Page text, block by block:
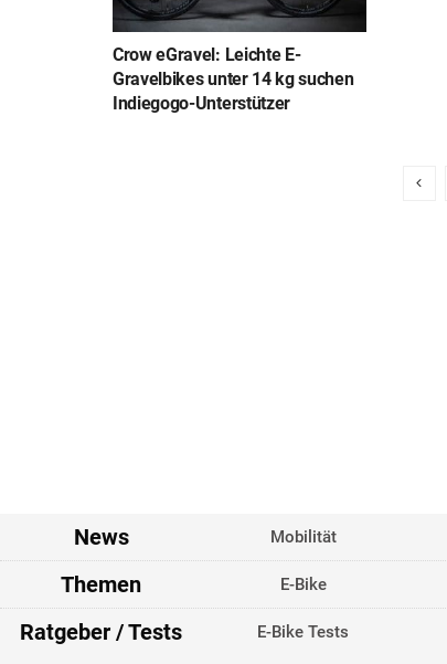
Crow eGravel: Leichte E-
Gravelbikes unter 14 kg suchen
Indiegogo-Unterstützer
News Mobilität
Themen E-Bike
Ratgeber / Tests E-Bike Tests